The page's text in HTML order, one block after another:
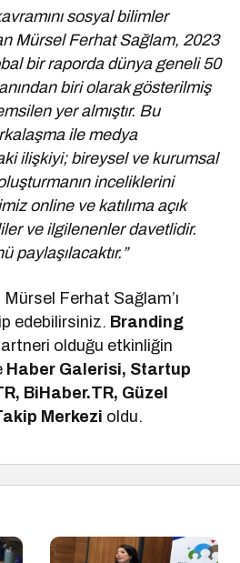
sosyal bilimler
Mürsel Ferhat Sağlam, 2023
bir raporda dünya geneli 50
biri olarak gösterilmiş
yer almıştır. Bu
ile medya
ilişkiyi; bireysel ve kurumsal
inceliklerini
online ve katılıma açık
ve ilgilenenler davetlidir.
paylaşılacaktır.”
Ferhat Sağlam’ı
edebilirsiniz. Branding
olduğu etkinliğin
Haber Galerisi, Startup
BiHaber.TR, Güzel
Merkezi oldu.